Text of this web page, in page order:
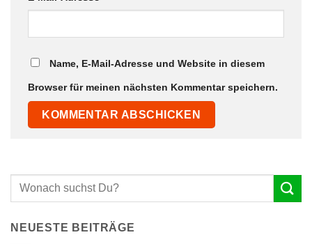
Name, E-Mail-Adresse und Website in diesem
Browser für meinen nächsten Kommentar speichern.
NEUESTE BEITRÄGE